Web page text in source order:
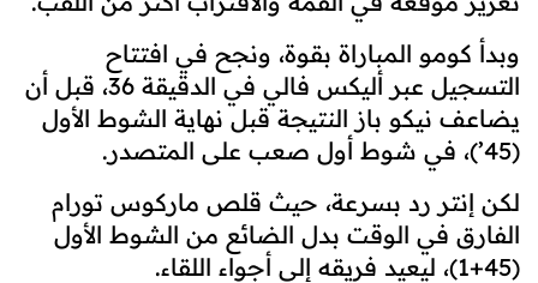
وبدأ كومو المباراة بقوة، ونجح في افتتاح
التسجيل عبر أليكس فالي في الدقيقة 36، قبل أن
يضاعف نيكو باز النتيجة قبل نهاية الشوط الأول
(45’)، في شوط أول صعب على المتصدر.
لكن إنتر رد بسرعة، حيث قلص ماركوس تورام
الفارق في الوقت بدل الضائع من الشوط الأول
(45+1)، ليعيد فريقه إلى أجواء اللقاء.